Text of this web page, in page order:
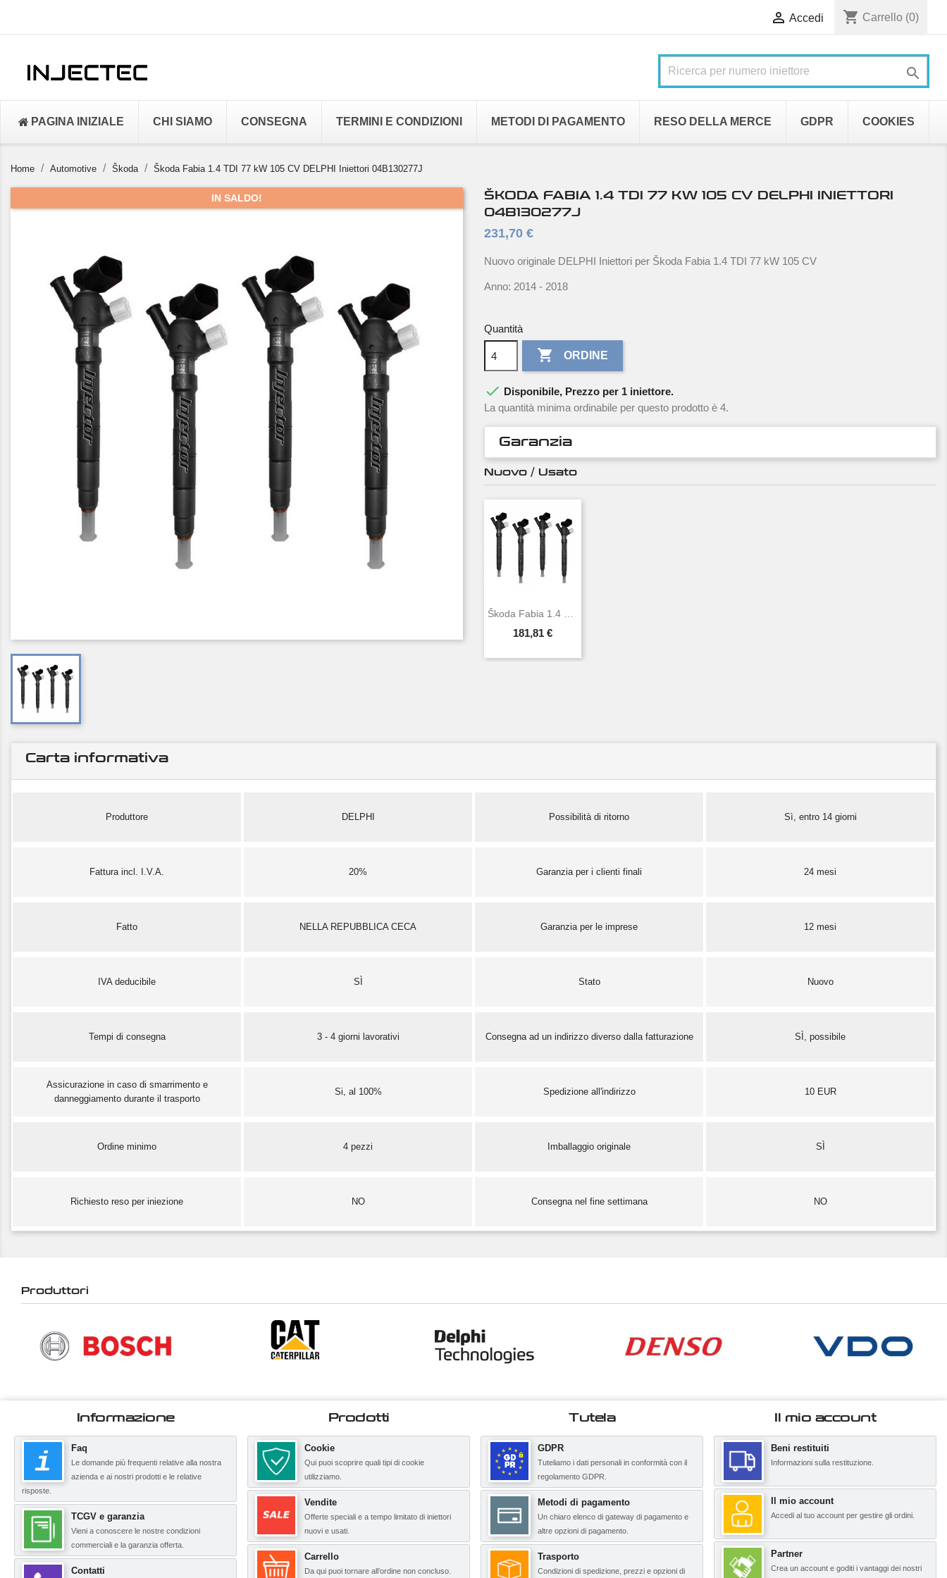
 Accedi shopping_cart Carrello (0)

PAGINA INIZIALE CHI SIAMO CONSEGNA TERMINI E CONDIZIONI METODI DI PAGAMENTO RESO DELLA MERCE GDPR COOKIES
Home Automotive Škoda Škoda Fabia 1.4 TDI 77 kW 105 CV DELPHI Iniettori 04B130277J
IN SALDO!
ŠKODA FABIA 1.4 TDI 77 KW 105 CV DELPHI INIETTORI
04B130277J
231,70 €
Nuovo originale DELPHI Iniettori per Škoda Fabia 1.4 TDI 77 kW 105 CV
Anno: 2014 - 2018
Quantità
 ORDINE
 Disponibile, Prezzo per 1 iniettore.
La quantità minima ordinabile per questo prodotto è 4.
Garanzia
Nuovo / Usato
181,81 €
Carta informativa
Produttore DELPHI Possibilità di ritorno Sì, entro 14 giorni
Fattura incl. I.V.A. 20% Garanzia per i clienti finali 24 mesi
Fatto NELLA REPUBBLICA CECA Garanzia per le imprese 12 mesi
IVA deducibile SÌ Stato Nuovo
Tempi di consegna 3 - 4 giorni lavorativi Consegna ad un indirizzo diverso dalla fatturazione SÌ, possibile
Assicurazione in caso di smarrimento e
danneggiamento durante il trasporto
Si, al 100% Spedizione all'indirizzo 10 EUR
Ordine minimo 4 pezzi Imballaggio originale SÌ
Richiesto reso per iniezione NO Consegna nel fine settimana NO
Produttori
Informazione
Faq
Le domande più frequenti relative alla nostra
azienda e ai nostri prodotti e le relative
risposte.
TCGV e garanzia
Vieni a conoscere le nostre condizioni
commerciali e la garanzia offerta.
Contatti
Prodotti
Cookie
Qui puoi scoprire quali tipi di cookie
utilizziamo.
Vendite
Offerte speciali e a tempo limitato di iniettori
nuovi e usati.
Carrello
Da qui puoi tornare all’ordine non concluso.
Tutela
GDPR
Tuteliamo i dati personali in conformità con il
regolamento GDPR.
Metodi di pagamento
Un chiaro elenco di gateway di pagamento e
altre opzioni di pagamento.
Trasporto
Condizioni di spedizione, prezzi e opzioni di
Il mio account
Beni restituiti
Informazioni sulla restituzione.
Il mio account
Accedi al tuo account per gestire gli ordini.
Partner
Crea un account e goditi i vantaggi dei nostri